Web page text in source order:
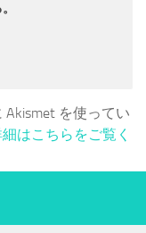
を使ってい
はこちらをご覧く